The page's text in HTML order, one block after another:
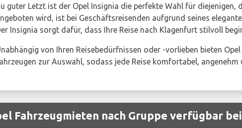
guter Letzt ist der Opel Insignia die perfekte Wahl für diejenigen,
wird, ist bei Geschäftsreisenden aufgrund seines
Insignia sorgt dafür, dass Ihre Reise nach Klagenfurt stilvoll
von Ihren Reisebedürfnissen oder -vorlieben bieten
zur Auswahl, sodass jede Reise komfortabel,
Fahrzeugmieten nach Gruppe verfügbar